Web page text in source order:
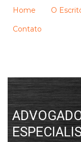
Home O
Contato